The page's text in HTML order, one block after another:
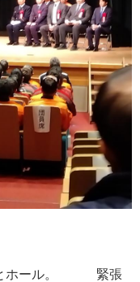
とホール。 緊張